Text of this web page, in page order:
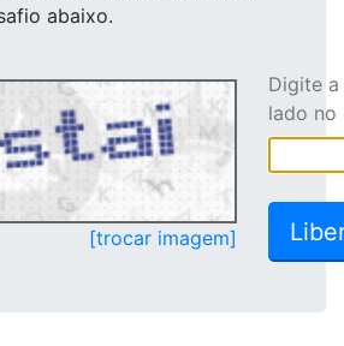
abaixo.
[trocar imagem]
Digite
lado no